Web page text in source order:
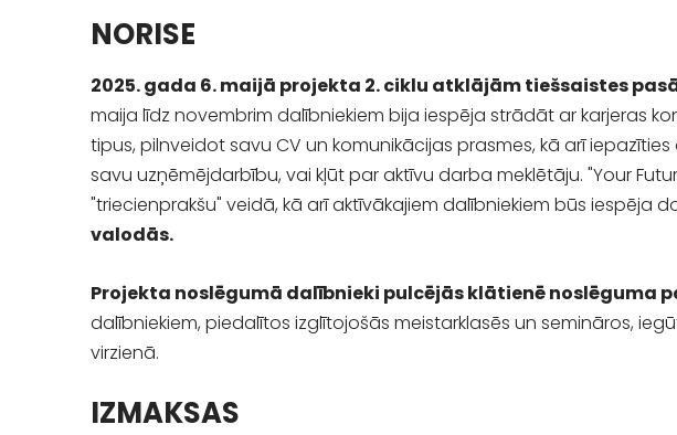
NORISE
2025. gada 6. maijā projekta 2. ciklu atklājām tiešsaistes
maija līdz novembrim dalībniekiem bija iespēja strādāt ar karjeras
tipus, pilnveidot savu CV un komunikācijas prasmes, kā arī
savu uzņēmējdarbību, vai kļūt par aktīvu darba meklētāju. "Your
"triecienprakšu" veidā, kā arī aktīvākajiem dalībniekiem būs iespēja
valodās.
Projekta noslēgumā dalībnieki pulcējās klātienē noslēguma
dalībniekiem, piedalītos izglītojošās meistarklasēs un semināros,
virzienā.
IZMAKSAS